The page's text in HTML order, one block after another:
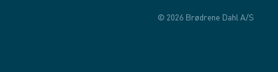
© 2026 Brødrene Dahl A/S